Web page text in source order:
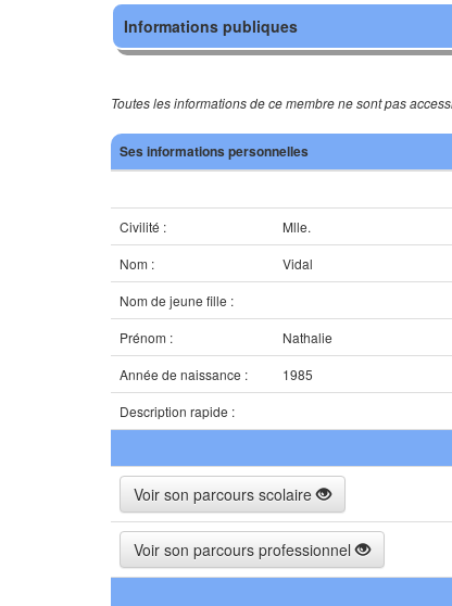
Informations publiques
Toutes les informations de ce membre ne sont pas
Ses informations personnelles
Civilité :
Mlle.
Nom :
Vidal
Nom de jeune fille :
Prénom :
Nathalie
Année de naissance :
1985
Description rapide :
Voir son parcours scolaire
Voir son parcours professionnel